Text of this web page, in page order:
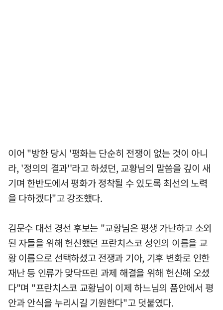
이어 "방한 당시 '평화는 단순히 전쟁이 없는 것이 아니
라, '정의의 결과''라고 하셨던, 교황님의 말씀을 깊이 새
기며 한반도에서 평화가 정착될 수 있도록 최선의 노력
을 다하겠다"고 강조했다.
김문수 대선 경선 후보는 "교황님은 평생 가난하고 소외
된 자들을 위해 헌신했던 프란치스코 성인의 이름을 교
황 이름으로 선택하셨고 전쟁과 기아, 기후 변화로 인한
재난 등 인류가 맞닥뜨린 과제 해결을 위해 헌신해 오셨
다"며 "프란치스코 교황님이 이제 하느님의 품안에서 평
안과 안식을 누리시길 기원한다"고 덧붙였다.